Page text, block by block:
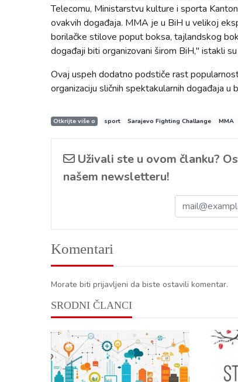
Telecomu, Ministarstvu kulture i sporta
ovakvih događaja. MMA je u BiH u velikoj
borilačke stilove poput boksa, tajlandskog
događaji biti organizovani širom BiH," istakli
Ovaj uspeh dodatno podstiče rast
organizaciju sličnih spektakularnih događaja u
Otkrijte više o sport Sarajevo Fighting Challange MMA
Uživali ste u ovom članku?
našem newsletteru!
Komentari
Morate biti prijavljeni da biste ostavili komentar.
SRODNI ČLANCI
Magazin